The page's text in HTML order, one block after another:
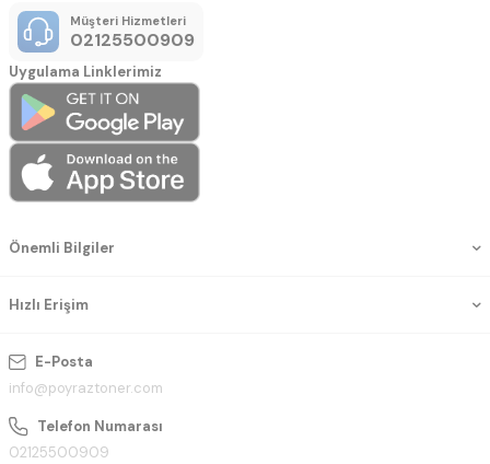
E-Posta
info@poyraztoner.com
Telefon Numarası
02125500909
Önemli Bilgiler
Hızlı Erişim
Müşteri Hizmetleri
02125500909
Uygulama Linklerimiz